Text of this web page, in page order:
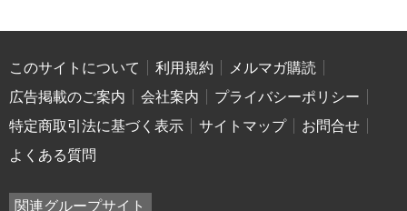
このサイトについて 利用規約
メルマガ購読
広告掲載のご案内
会社案内
プライバシーポリシー
特定商取引法に基づく表示
サイトマップ
お問合せ
よくある質問
関連グループサイト